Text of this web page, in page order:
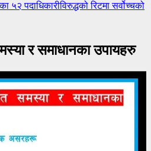
पदाधिकारीविरुद्धको रिटमा सर्वोच्चको
र समाधानका उपायहरु